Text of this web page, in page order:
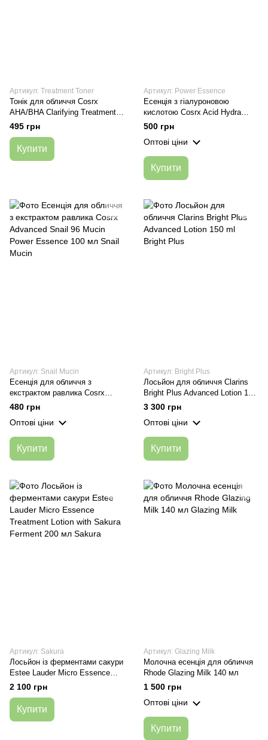
Артикул: Treatment Toner
Тонік для обличчя Cosrx
AHA/BHA Clarifying Treatment
Toner 150 мл
495 грн
Купити
Артикул: Power Essence
Есенція з гіалуроновою
кислотою Cosrx Acid Hydra
Power Essence 100 ml
500 грн
Оптові ціни
Купити
Артикул: Snail Mucin
Есенція для обличчя з
екстрактом равлика Cosrx
Advanced Snail 96 Mucin Power
Essence 100 мл
480 грн
Оптові ціни
Купити
Артикул: Bright Plus
Лосьйон для обличчя Clarins
Bright Plus Advanced Lotion 150
ml
3 300 грн
Оптові ціни
Купити
Артикул: Sakura
Лосьйон із ферментами сакури
Estee Lauder Micro Essence
Treatment Lotion with Sakura
Ferment 200 мл
2 100 грн
Купити
Артикул: Glazing Milk
Молочна есенція для обличчя
Rhode Glazing Milk 140 мл
1 500 грн
Оптові ціни
Купити